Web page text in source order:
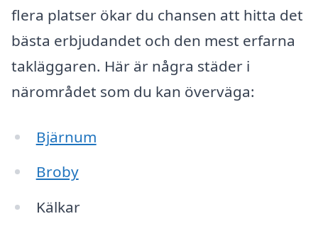
flera platser ökar du chansen att hitta det
bästa erbjudandet och den mest erfarna
takläggaren. Här är några städer i
närområdet som du kan överväga:
Bjärnum
Broby
Kälkar